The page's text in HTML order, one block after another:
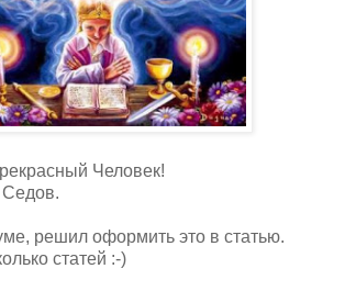
Человек!
решил оформить это в статью.
статей :-)